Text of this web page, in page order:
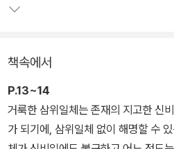
책속에서
P.13~14
거룩한 삼위일체는 존재의 지고한 신
가 되기에, 삼위일체 없이 해명할 수